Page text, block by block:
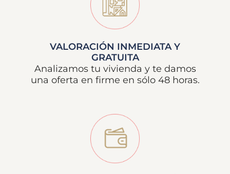
VALORACIÓN INMEDIATA Y
GRATUITA
Analizamos tu vivienda y te damos
una oferta en firme en sólo 48 horas.